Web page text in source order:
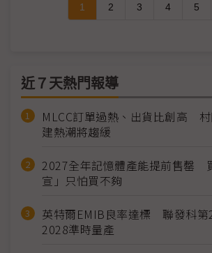
1 2 3 4 5
近７天熱門報導
MLCC訂單過熱、出貨比創高
建熱潮將趨緩
2027全年記憶體產能提前售罄
宣」只怕買不夠
英特爾EMIB良率達標 聯發科第
2028準時量產